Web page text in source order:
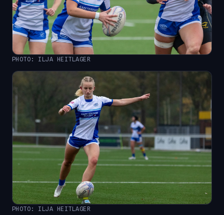
PHOTO: ILJA HEITLAGER
PHOTO: ILJA HEITLAGER